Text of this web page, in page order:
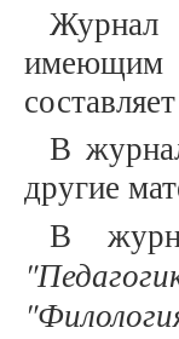
Журнал
имеющим
В
другие
В